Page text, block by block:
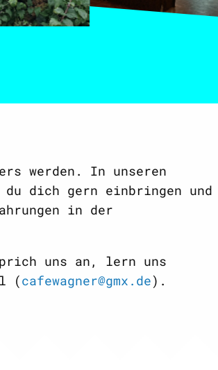
werden. In unseren
dich gern einbringen und
in der
uns an, lern uns
(cafewagner@gmx.de).